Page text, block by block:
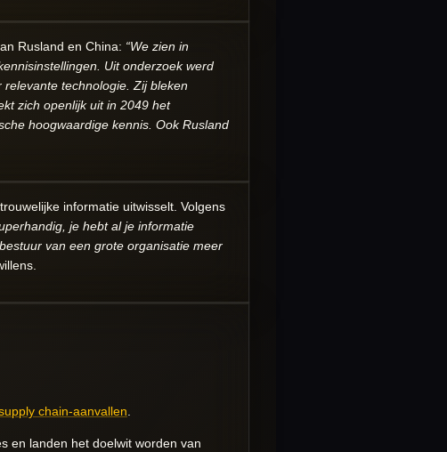
Rusland en China: “We zien in
Uit onderzoek werd
technologie. Zij bleken
zich openlijk uit in 2049 het
hoogwaardige kennis. Ook Rusland
informatie uitwisselt. Volgens
je hebt al je informatie
van een grote organisatie meer
chain-aanvallen
en landen het doelwit worden van